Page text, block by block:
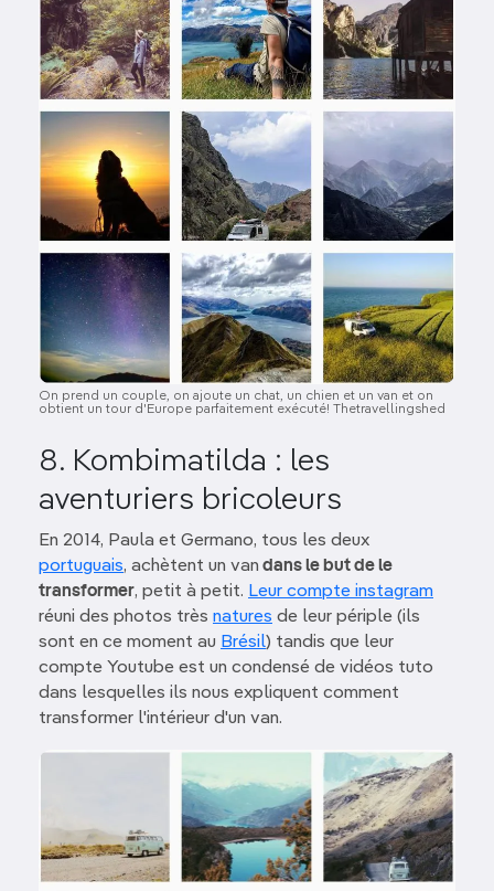
On prend un couple, on ajoute un chat, un chien et un van et on
obtient un tour d'Europe parfaitement exécuté! Thetravellingshed
8. Kombimatilda : les
aventuriers bricoleurs
En 2014, Paula et Germano, tous les deux
portuguais, achètent un van dans le but de le
transformer, petit à petit. Leur compte instagram
réuni des photos très natures de leur périple (ils
sont en ce moment au Brésil) tandis que leur
compte Youtube est un condensé de vidéos tuto
dans lesquelles ils nous expliquent comment
transformer l'intérieur d'un van.